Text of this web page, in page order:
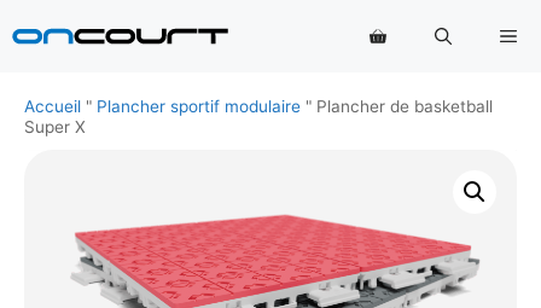
au
Accueil " Plancher sportif modulaire " Plancher de basketball
Super X